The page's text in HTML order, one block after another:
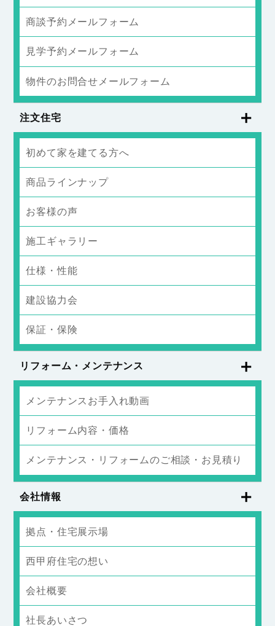
商談予約メールフォーム
見学予約メールフォーム
物件のお問合せメールフォーム
注文住宅
初めて家を建てる方へ
商品ラインナップ
お客様の声
施工ギャラリー
仕様・性能
建設協力会
保証・保険
リフォーム・メンテナンス
メンテナンスお手入れ動画
リフォーム内容・価格
メンテナンス・リフォームのご相談・お見積り
会社情報
拠点・住宅展示場
西甲府住宅の想い
会社概要
社長あいさつ